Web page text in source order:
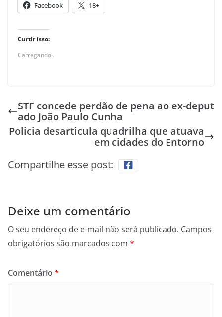
Facebook 18+
Curtir isso:
Carregando...
STF concede perdão de pena ao ex-deput
ado João Paulo Cunha
Policia desarticula quadrilha que atuava
em cidades do Entorno
Compartilhe esse post:
Deixe um comentário
O seu endereço de e-mail não será publicado. Campos
obrigatórios são marcados com *
Comentário *